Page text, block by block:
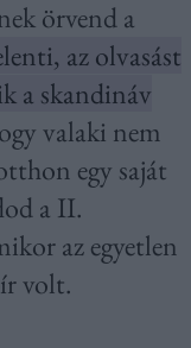
örvend a
az olvasást
a skandináv
valaki nem
egy saját
a II.
az egyetlen
volt.